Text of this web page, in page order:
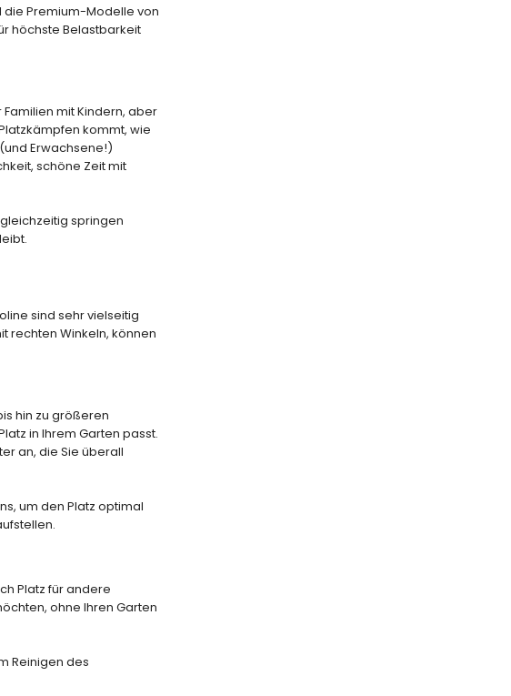
die Premium-Modelle von
höchste Belastbarkeit
mit Kindern, aber
kommt, wie
Erwachsene!)
schöne Zeit mit
springen
sind sehr vielseitig
rechten Winkeln, können
hin zu größeren
in Ihrem Garten passt.
an, die Sie überall
um den Platz optimal
Platz für andere
ohne Ihren Garten
Reinigen des